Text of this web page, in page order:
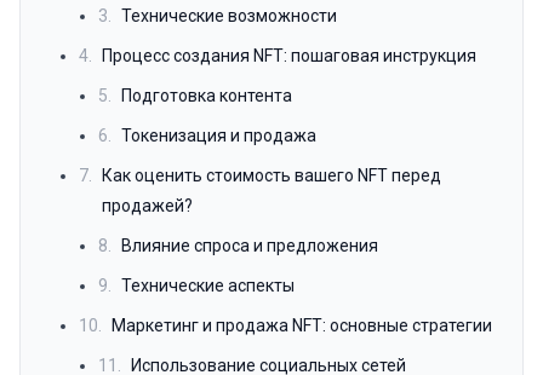
3. Технические возможности
4. Процесс создания NFT: пошаговая инструкция
5. Подготовка контента
6. Токенизация и продажа
7.
Как оценить стоимость вашего NFT перед
продажей?
8. Влияние спроса и предложения
9. Технические аспекты
10. Маркетинг и продажа NFT: основные стратегии
11. Использование социальных сетей